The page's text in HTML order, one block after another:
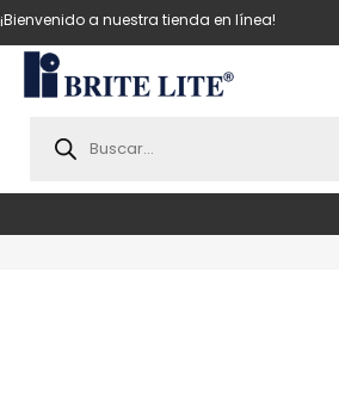
¡Bienvenido a nuestra tienda en línea!
search